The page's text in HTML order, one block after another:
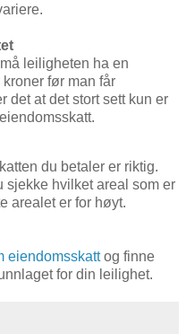
leiligheten ha en
før man får
det at det stort sett kun er
du betaler er riktig.
sjekke hvilket areal som er
arealet er for høyt.
eiendomsskattog finne
for din leilighet.